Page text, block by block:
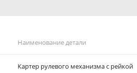
Наименование детали
Картер рулевого механизма с рейкой